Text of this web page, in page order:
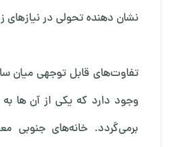
نشان‌ دهنده تحولی در
تفاوت‌های قابل توجهی میان
وجود دارد که یکی از آن ها
برمی‌گردد. خانه‌های جنوبی